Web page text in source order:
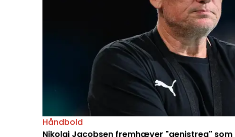
Håndbold
Nikolaj Jacobsen fremhæver "genistreg"